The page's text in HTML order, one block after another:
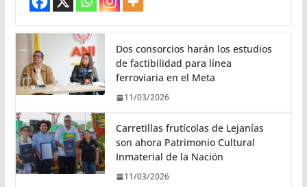
Dos consorcios harán los estudios
de factibilidad para línea
ferroviaria en el Meta
11/03/2026
Carretillas frutícolas de Lejanías
son ahora Patrimonio Cultural
Inmaterial de la Nación
11/03/2026